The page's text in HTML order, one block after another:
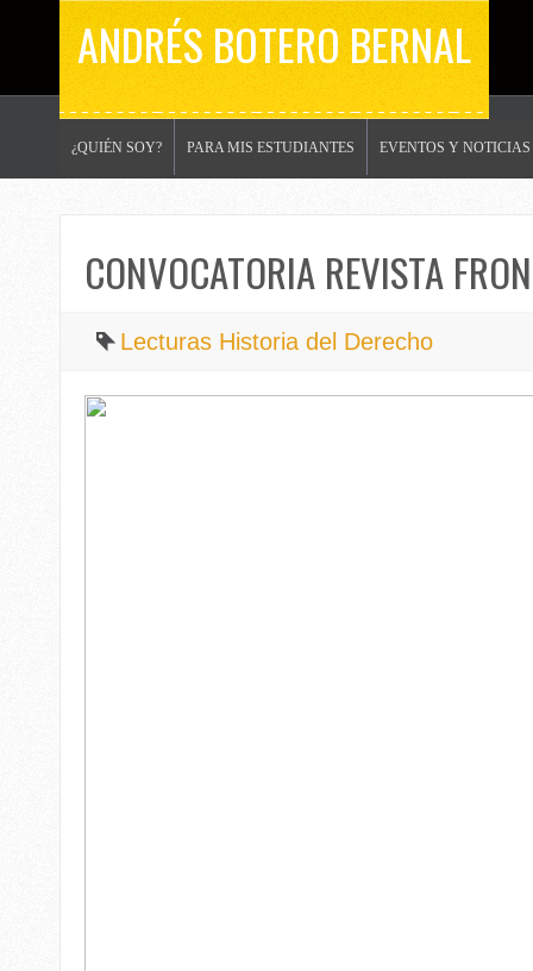
ANDRÉS BOTERO BERNAL
¿QUIÉN SOY? PARA MIS ESTUDIANTES EVENTOS Y NOTICIAS
CONVOCATORIA REVISTA
Lecturas Historia del Derecho